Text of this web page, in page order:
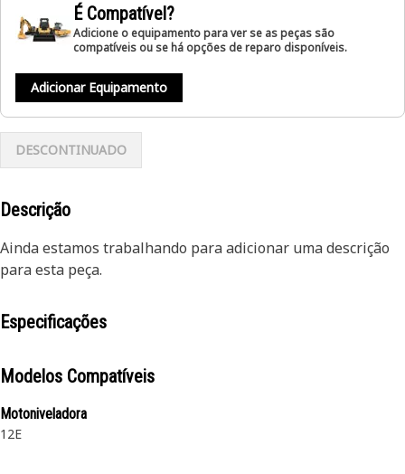
É Compatível?
Adicione o equipamento para ver se as peças são
compatíveis ou se há opções de reparo disponíveis.
Adicionar Equipamento
DESCONTINUADO
Descrição
Ainda estamos trabalhando para adicionar uma descrição
para esta peça.
Especificações
Modelos Compatíveis
Motoniveladora
12E